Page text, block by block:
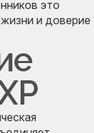
это
и доверие